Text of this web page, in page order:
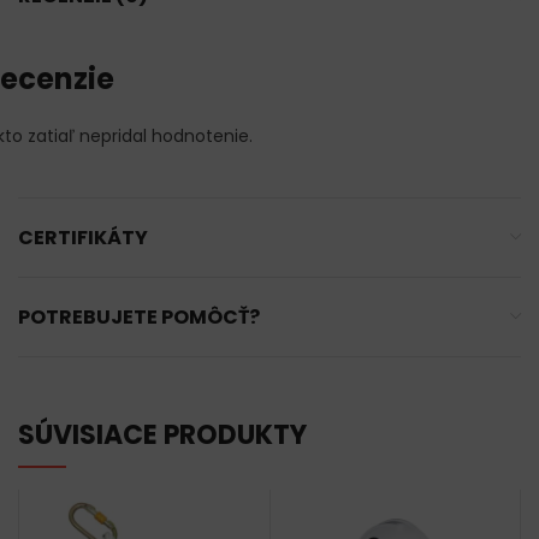
zatiaľ nepridal hodnotenie.
CERTIFIKÁTY
POTREBUJETE POMÔCŤ?
SÚVISIACE PRODUKTY